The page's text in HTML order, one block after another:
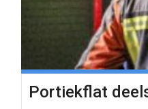
Portiekflat